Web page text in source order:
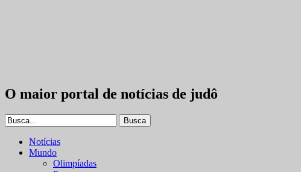
O maior portal de notícias de judô
Notícias
Mundo
Olimpíadas